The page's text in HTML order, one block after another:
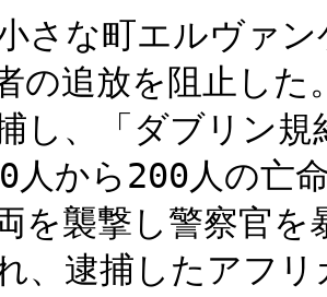
さな町エルヴァ
の追放を阻止し
し、「ダブリン
人から200人の亡
を襲撃し警察官
、逮捕したアフ